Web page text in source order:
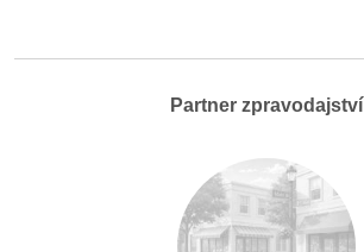
Partner zpravodajství